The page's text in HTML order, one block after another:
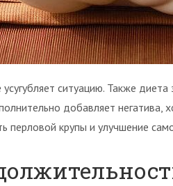
ситуацию. Также диета
добавляет негатива,
крупы и улучшение